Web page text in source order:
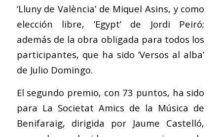
‘Lluny de València’ de Miquel Asins, y como
elección libre, ‘Egypt’ de Jordi Peiró;
además de la obra obligada para todos los
participantes, que ha sido ‘Versos al alba’
de Julio Domingo.
El segundo premio, con 73 puntos, ha sido
para La Societat Amics de la Música de
Benifaraig, dirigida por Jaume Castelló,